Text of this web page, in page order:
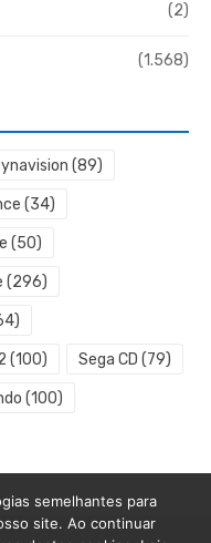
(2)
(1.568)
(89)
(34)
(50)
(296)
(100) Sega CD (79)
(100)
semelhantes para
site. Ao continuar